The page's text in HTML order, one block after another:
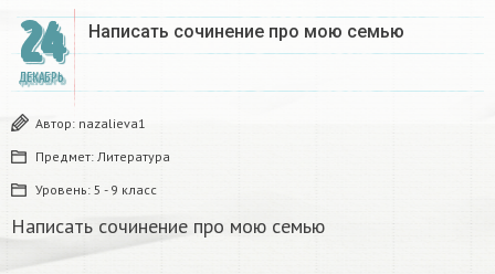
24
ДЕКАБРЬ
Написать сочинение про мою семью ​
Автор: nazalieva1
Предмет: Литература
Уровень: 5 - 9 класс
Написать сочинение про мою семью ​